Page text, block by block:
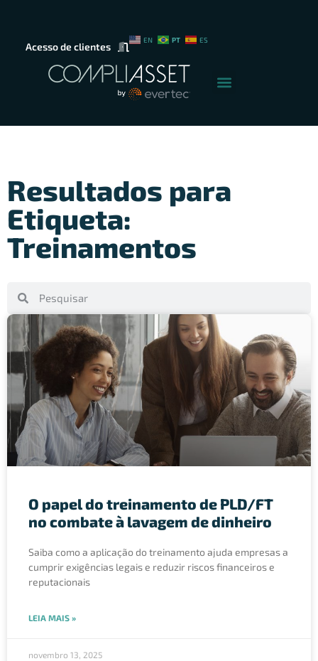
Acesso de clientes
EN PT ES
Resultados para
Etiqueta:
Treinamentos
O papel do treinamento de PLD/FT
no combate à lavagem de dinheiro
Saiba como a aplicação do treinamento ajuda empresas a
cumprir exigências legais e reduzir riscos financeiros e
reputacionais
LEIA MAIS »
novembro 13, 2025